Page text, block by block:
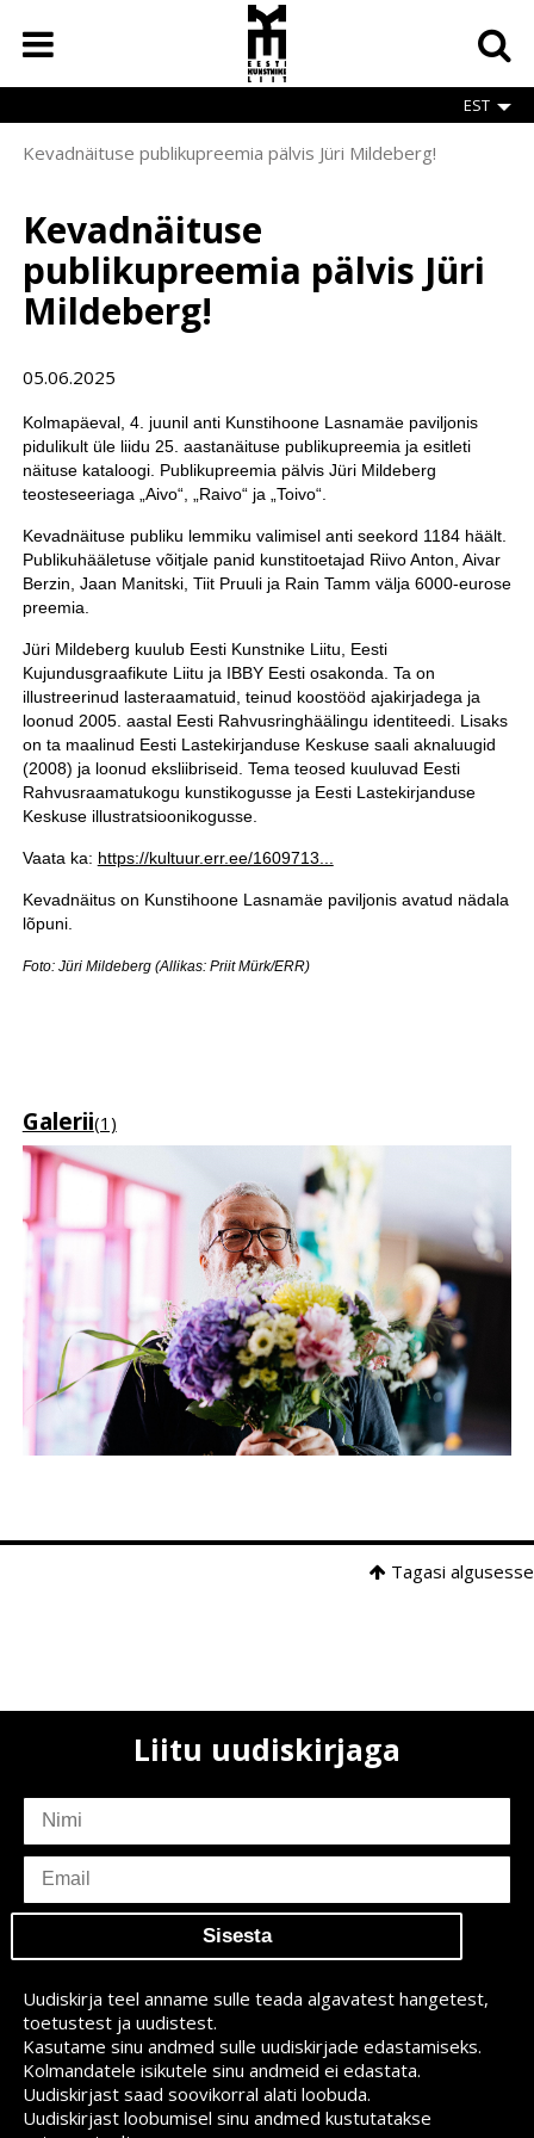
main
content
EST
Breadcrumb
Kevadnäituse publikupreemia pälvis Jüri Mildeberg!
Kevadnäituse
publikupreemia pälvis Jüri
Mildeberg!
05.06.2025
Kolmapäeval, 4. juunil anti Kunstihoone Lasnamäe paviljonis
pidulikult üle liidu 25. aastanäituse publikupreemia ja esitleti
näituse kataloogi. Publikupreemia pälvis Jüri Mildeberg
teosteseeriaga „Aivo“, „Raivo“ ja „Toivo“.
Kevadnäituse publiku lemmiku valimisel anti seekord 1184 häält.
Publikuhääletuse võitjale panid kunstitoetajad Riivo Anton, Aivar
Berzin, Jaan Manitski, Tiit Pruuli ja Rain Tamm välja 6000-eurose
preemia.
Jüri Mildeberg kuulub Eesti Kunstnike Liitu, Eesti
Kujundusgraafikute Liitu ja IBBY Eesti osakonda. Ta on
illustreerinud lasteraamatuid, teinud koostööd ajakirjadega ja
loonud 2005. aastal Eesti Rahvusringhäälingu identiteedi. Lisaks
on ta maalinud Eesti Lastekirjanduse Keskuse saali aknaluugid
(2008) ja loonud eksliibriseid. Tema teosed kuuluvad Eesti
Rahvusraamatukogu kunstikogusse ja Eesti Lastekirjanduse
Keskuse illustratsioonikogusse.
Vaata ka: https://kultuur.err.ee/1609713...
Kevadnäitus on Kunstihoone Lasnamäe paviljonis avatud nädala
lõpuni.
Foto: Jüri Mildeberg (Allikas: Priit Mürk/ERR)
Galerii(1)
Tagasi algusesse
Liitu uudiskirjaga
subscriber
name
subscriber
email
Uudiskirja teel anname sulle teada algavatest hangetest,
toetustest ja uudistest.
Kasutame sinu andmed sulle uudiskirjade edastamiseks.
Kolmandatele isikutele sinu andmeid ei edastata.
Uudiskirjast saad soovikorral alati loobuda.
Uudiskirjast loobumisel sinu andmed kustutatakse